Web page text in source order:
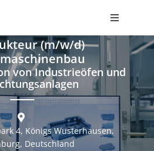
(m/w/d)
von Industrieöfen und
4, Königs Wusterhausen,
Deutschland